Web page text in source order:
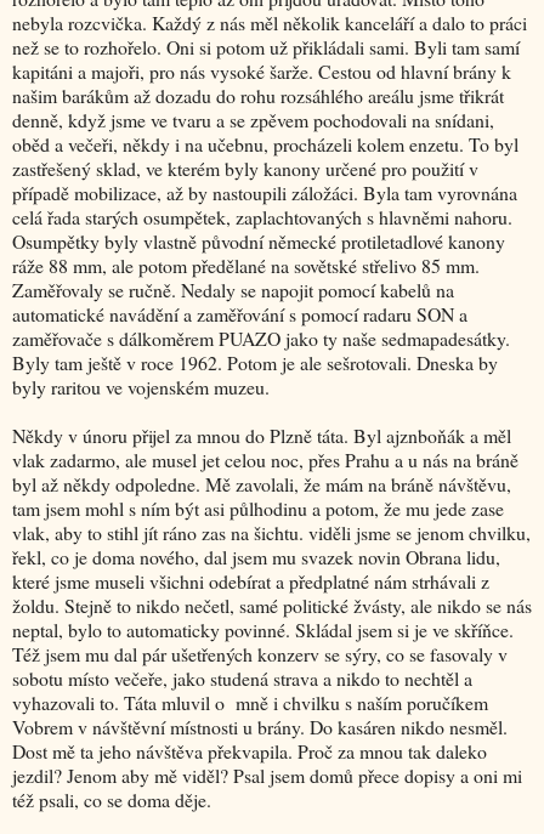
nebyla rozcvička. Každý z nás měl několik kanceláří a dalo to práci
než se to rozhořelo. Oni si potom už přikládali sami. Byli tam samí
kapitáni a majoři, pro nás vysoké šarže. Cestou od hlavní brány k
našim barákům až dozadu do rohu rozsáhlého areálu jsme třikrát
denně, když jsme ve tvaru a se zpěvem pochodovali na snídani,
oběd a večeři, někdy i na učebnu, procházeli kolem enzetu. To byl
zastřešený sklad, ve kterém byly kanony určené pro použití v
případě mobilizace, až by nastoupili záložáci. Byla tam vyrovnána
celá řada starých osumpětek, zaplachtovaných s hlavněmi nahoru.
Osumpětky byly vlastně původní německé protiletadlové kanony
ráže 88 mm, ale potom předělané na sovětské střelivo 85 mm.
Zaměřovaly se ručně. Nedaly se napojit pomocí kabelů na
automatické navádění a zaměřování s pomocí radaru SON a
zaměřovače s dálkoměrem PUAZO jako ty naše sedmapadesátky.
Byly tam ještě v roce 1962. Potom je ale sešrotovali. Dneska by
byly raritou ve vojenském muzeu.
Někdy v únoru přijel za mnou do Plzně táta. Byl ajznboňák a měl
vlak zadarmo, ale musel jet celou noc, přes Prahu a u nás na bráně
byl až někdy odpoledne. Mě zavolali, že mám na bráně návštěvu,
tam jsem mohl s ním být asi půlhodinu a potom, že mu jede zase
vlak, aby to stihl jít ráno zas na šichtu. viděli jsme se jenom chvilku,
řekl, co je doma nového, dal jsem mu svazek novin Obrana lidu,
které jsme museli všichni odebírat a předplatné nám strhávali z
žoldu. Stejně to nikdo nečetl, samé politické žvásty, ale nikdo se nás
neptal, bylo to automaticky povinné. Skládal jsem si je ve skříňce.
Též jsem mu dal pár ušetřených konzerv se sýry, co se fasovaly v
sobotu místo večeře, jako studená strava a nikdo to nechtěl a
vyhazovali to. Táta mluvil o mně i chvilku s naším poručíkem
Vobrem v návštěvní místnosti u brány. Do kasáren nikdo nesměl.
Dost mě ta jeho návštěva překvapila. Proč za mnou tak daleko
jezdil? Jenom aby mě viděl? Psal jsem domů přece dopisy a oni mi
též psali, co se doma děje.